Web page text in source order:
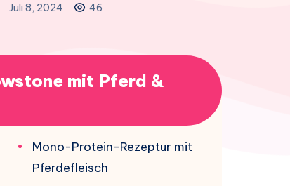
Juli 8, 2024 46
mit Pferd &
Mono-Protein-Rezeptur mit
Pferdefleisch